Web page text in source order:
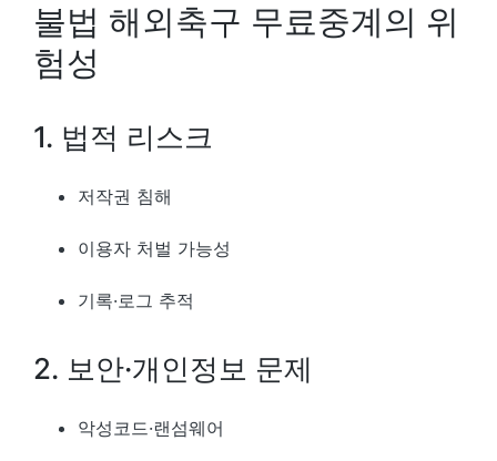
불법 해외축구 무료중계의 위
험성
1. 법적 리스크
저작권 침해
이용자 처벌 가능성
기록·로그 추적
2. 보안·개인정보 문제
악성코드·랜섬웨어